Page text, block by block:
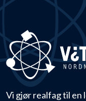
Vi gjør realfag til en